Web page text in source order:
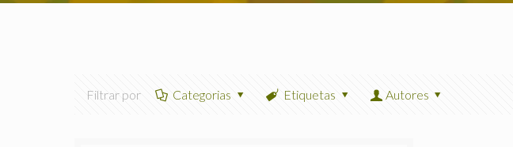
Filtrar por Categorias Etiquetas Autores